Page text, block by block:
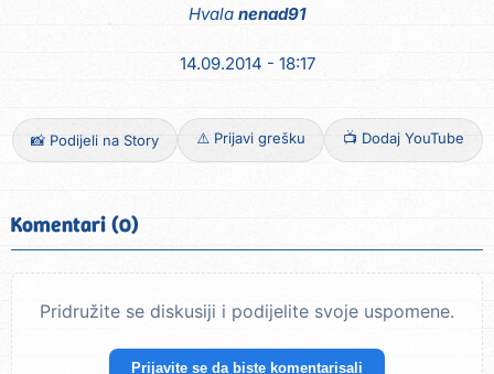
Hvala nenad91
14.09.2014 - 18:17
📸 Podijeli na Story ⚠️ Prijavi grešku 📺 Dodaj YouTube
Komentari (0)
Pridružite se diskusiji i podijelite svoje uspomene.
Prijavite se da biste komentarisali